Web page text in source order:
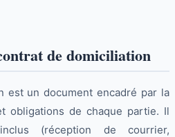
de domiciliation
est un document encadré par la
obligations de chaque partie. Il
(réception de courrier,